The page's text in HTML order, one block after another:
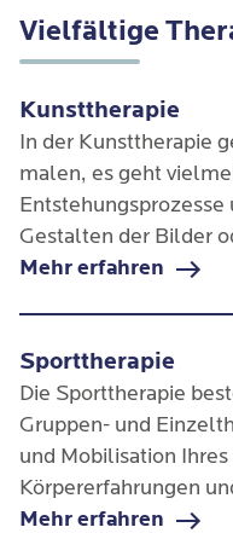
Vielfältige
Kunsttherapie
In der Kunsttherapie
malen, es geht
Entstehungsprozesse
Gestalten der Bilder
Mehr erfahren
Sporttherapie
Die Sporttherapie
Gruppen- und
und Mobilisation
Körpererfahrungen
ermöglichen, die
Mehr erfahren